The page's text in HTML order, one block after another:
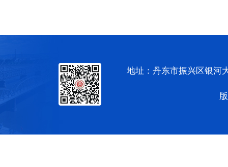
地址：丹东市振兴区银